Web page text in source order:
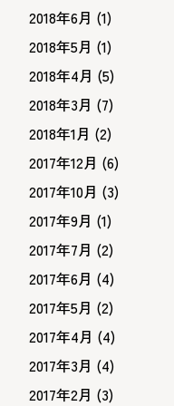
2018年6月 (1)
2018年5月 (1)
2018年4月 (5)
2018年3月 (7)
2018年1月 (2)
2017年12月 (6)
2017年10月 (3)
2017年9月 (1)
2017年7月 (2)
2017年6月 (4)
2017年5月 (2)
2017年4月 (4)
2017年3月 (4)
2017年2月 (3)